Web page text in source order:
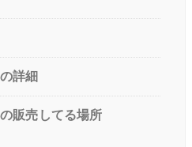
詳細
販売してる場所